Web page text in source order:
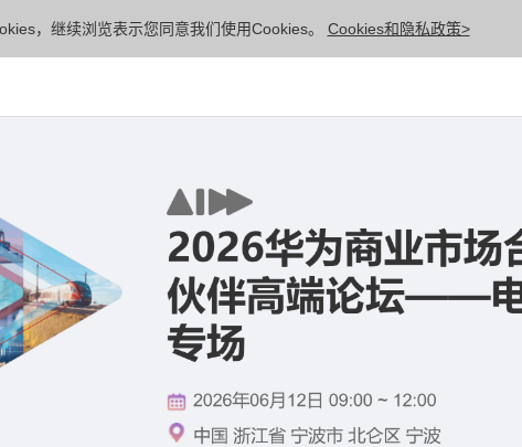
，继续浏览表示您同意我们使用Cookies。 Cookies和隐私政策>